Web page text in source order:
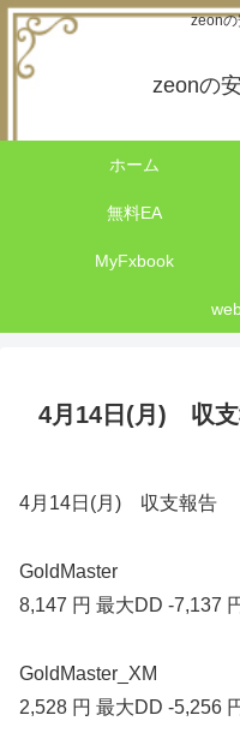
zeonの
zeonの
ホーム
無料EA
MyFxbook
4月14日(月) 収
4月14日(月) 収支報告
GoldMaster
8,147 円 最大DD -7,137
GoldMaster_XM
2,528 円 最大DD -5,256